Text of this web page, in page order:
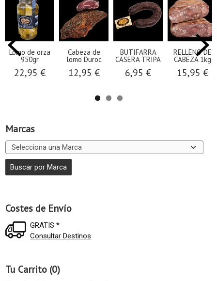
Marcas
Costes de Envío
GRATIS *
Consultar Destinos
Tu Carrito (0)
Lomo de orza
950gr
22,95 €
Cabeza de
lomo Duroc
12,95 €
BUTIFARRA
CASERA TRIPA
6,95 €
RELLENO DE
CABEZA 1kg
15,95 €